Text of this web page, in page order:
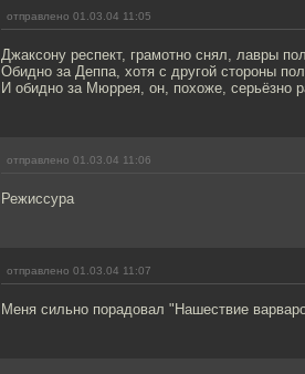
отправлено 01.03.04 11:05
Джаксону респект, грамотно снял, лавры
Обидно за Деппа, хотя с другой стороны
И обидно за Мюррея, он, похоже, серьёзно
отправлено 01.03.04 11:06
Режиссура
отправлено 01.03.04 11:07
Меня сильно порадовал "Нашествие